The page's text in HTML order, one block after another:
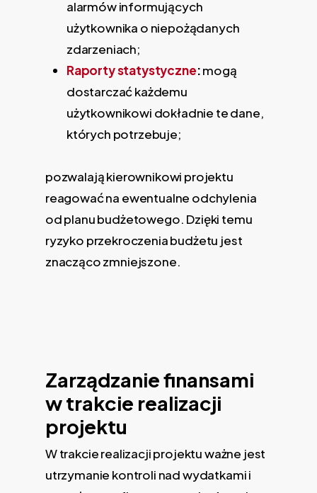
alarmów informujących
użytkownika o niepożądanych
zdarzeniach;
Raporty statystyczne:mogą
dostarczać każdemu
użytkownikowi dokładnie te dane,
których potrzebuje;
pozwalają kierownikowi projektu
reagować na ewentualne odchylenia
od planu budżetowego. Dzięki temu
ryzyko przekroczenia budżetu jest
znacząco zmniejszone.
Zarządzanie finansami
w trakcie realizacji
projektu
W trakcie realizacji projektu ważne jest
utrzymanie kontroli nad wydatkami i